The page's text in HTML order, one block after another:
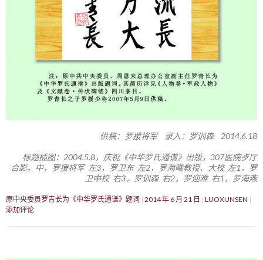
供稿：罗援将军 录入：罗训森 2014.6.18
标题插图：2004.5.8，庆祝《中华罗氏通谱》出版，307医院歺厅
合影。中，罗援将军 左3，罗卫东 左2，罗海曦教授、大校 左1，罗
卫中校 右3，罗训森 右2，罗迎难 右1，罗海燕
原中央委员罗青长为《中华罗氏通谱》题词 2014 年 6 月 21 日
LUOXUNSEN
添加评论